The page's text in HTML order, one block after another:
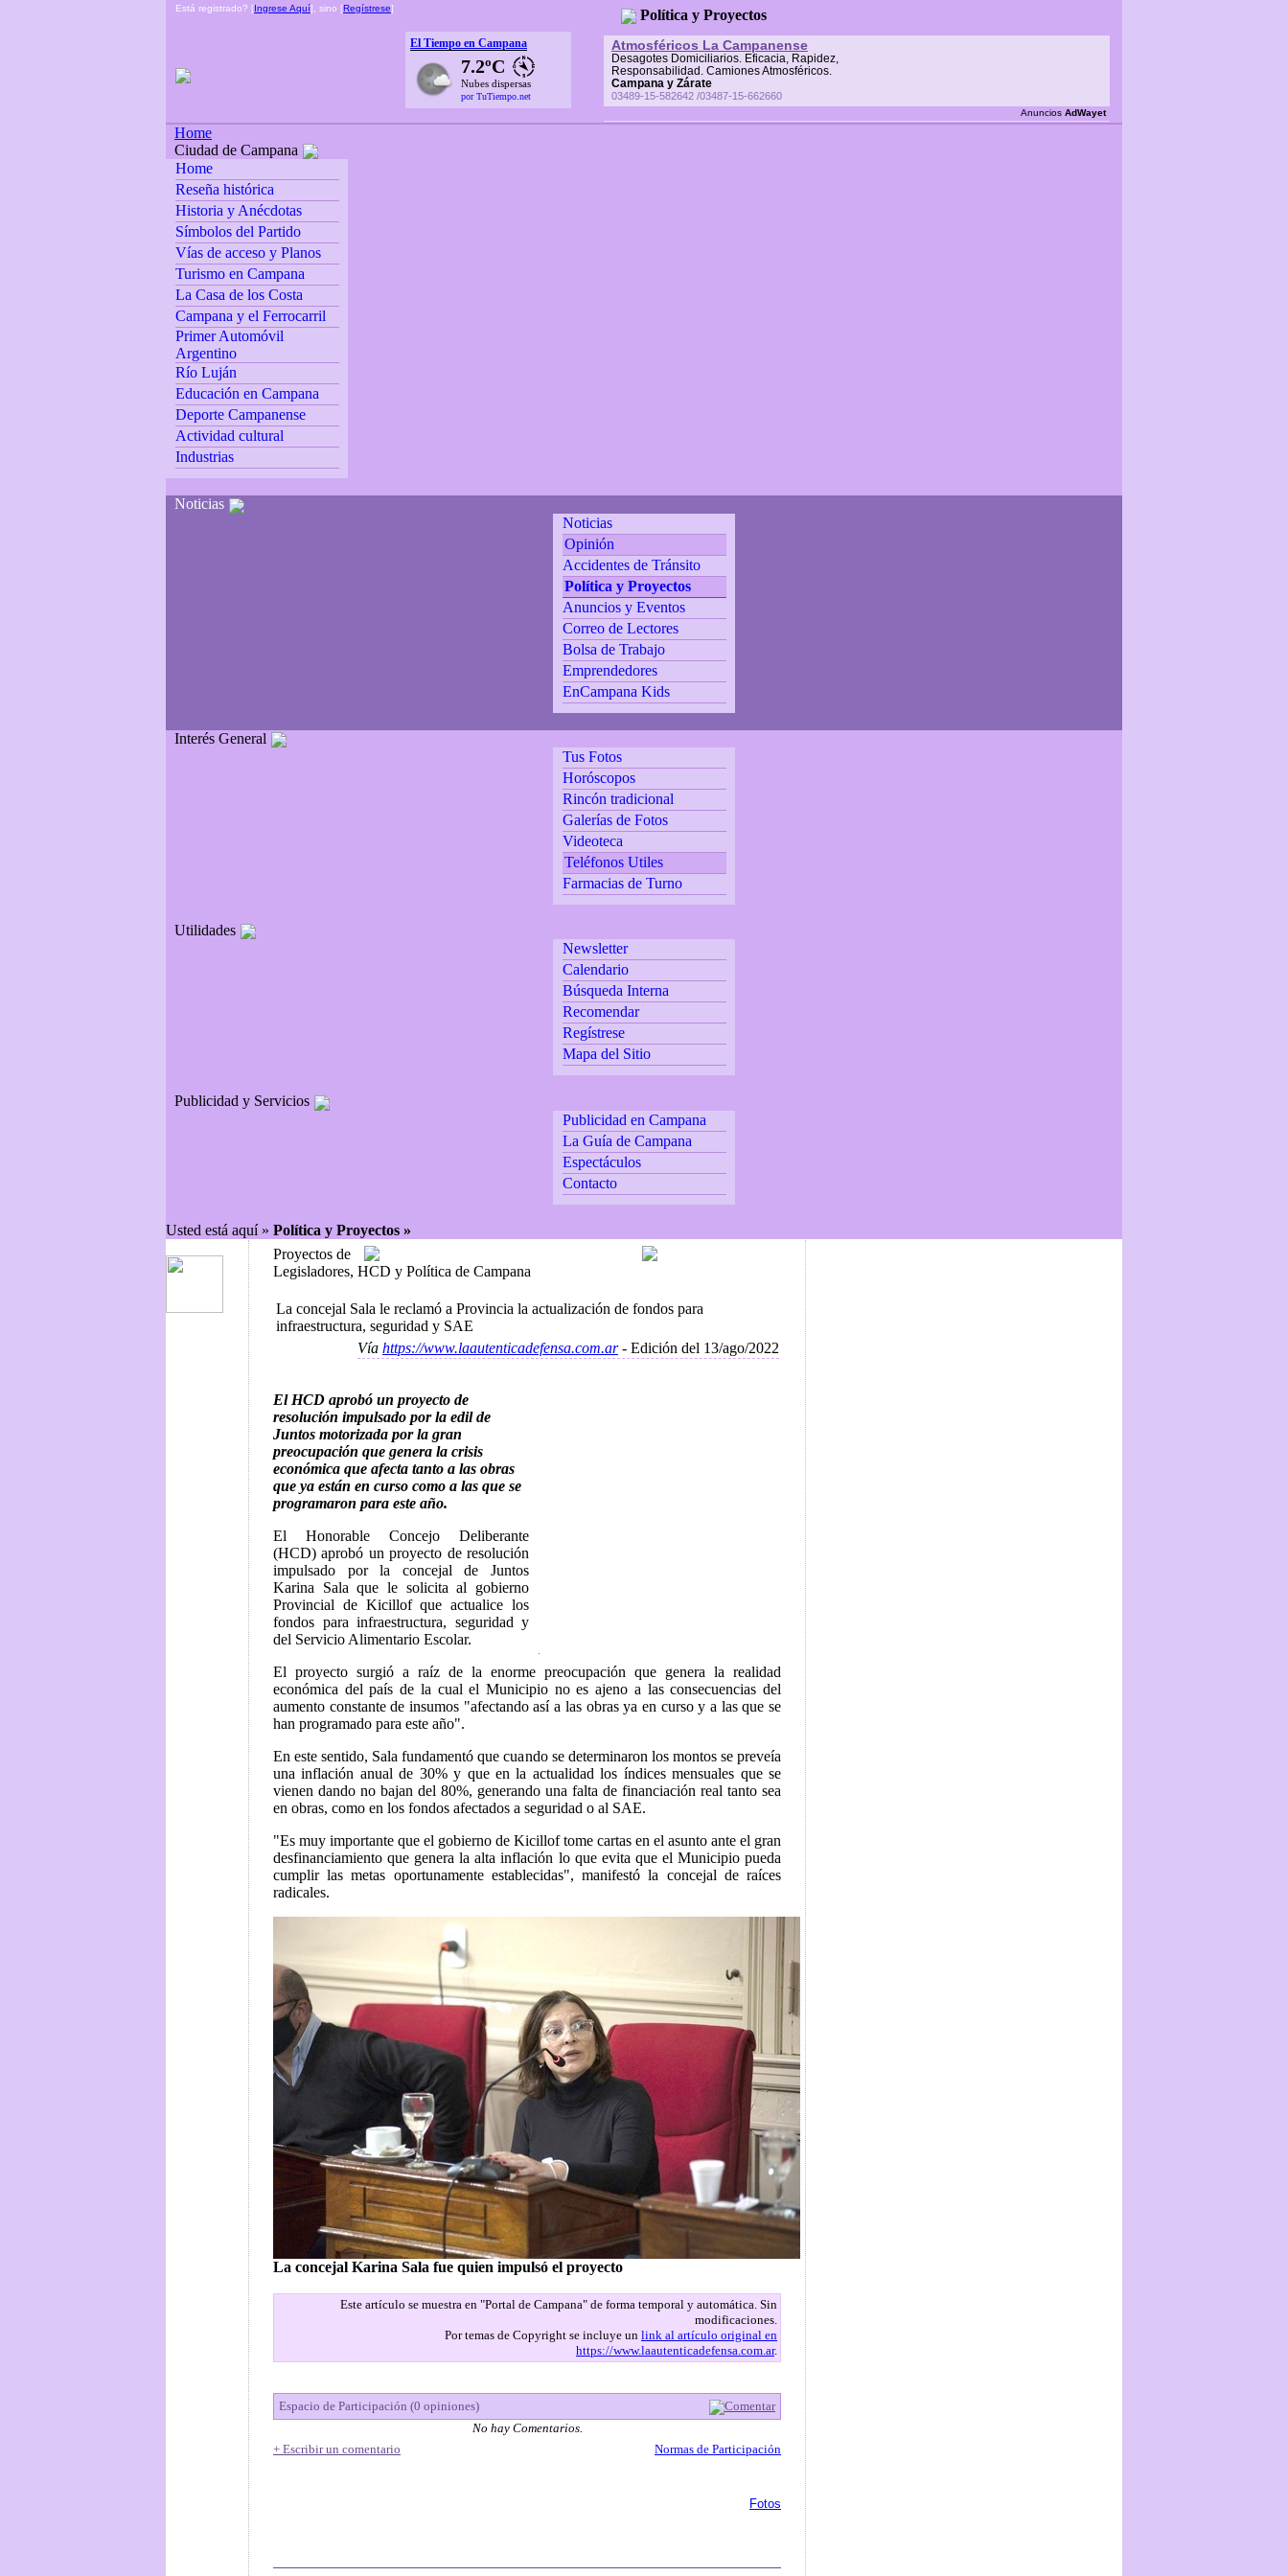
Está registrado? [Ingrese Aquí], sino [Regístrese] Política y Proyectos
Atmosféricos La Campanense
Desagotes Domiciliarios. Eficacia, Rapidez,
Responsabilidad. Camiones Atmosféricos.
Campana y Zárate
03489-15-582642 /03487-15-662660
Anuncios AdWayet
El Tiempo en Campana
7.2ºC
Nubes dispersas
por TuTiempo.net
Home
Ciudad de Campana
Home
Reseña histórica
Historia y Anécdotas
Símbolos del Partido
Vías de acceso y Planos
Turismo en Campana
La Casa de los Costa
Campana y el Ferrocarril
Primer Automóvil
Argentino
Río Luján
Educación en Campana
Deporte Campanense
Actividad cultural
Industrias
Noticias
Noticias
Opinión
Accidentes de Tránsito
Política y Proyectos
Anuncios y Eventos
Correo de Lectores
Bolsa de Trabajo
Emprendedores
EnCampana Kids
Interés General
Tus Fotos
Horóscopos
Rincón tradicional
Galerías de Fotos
Videoteca
Teléfonos Utiles
Farmacias de Turno
Utilidades
Newsletter
Calendario
Búsqueda Interna
Recomendar
Regístrese
Mapa del Sitio
Publicidad y Servicios
Publicidad en Campana
La Guía de Campana
Espectáculos
Contacto
Usted está aquí » Política y Proyectos »
Proyectos de
Legisladores, HCD y Política de Campana
La concejal Sala le reclamó a Provincia la actualización de fondos para
infraestructura, seguridad y SAE
Vía https://www.laautenticadefensa.com.ar- Edición del 13/ago/2022
El HCD aprobó un proyecto de
resolución impulsado por la edil de
Juntos motorizada por la gran
preocupación que genera la crisis
económica que afecta tanto a las obras
que ya están en curso como a las que se
programaron para este año.
El Honorable Concejo Deliberante
(HCD) aprobó un proyecto de resolución
impulsado por la concejal de Juntos
Karina Sala que le solicita al gobierno
Provincial de Kicillof que actualice los
fondos para infraestructura, seguridad y
del Servicio Alimentario Escolar.
El proyecto surgió a raíz de la enorme preocupación que genera la realidad
económica del país de la cual el Municipio no es ajeno a las consecuencias del
aumento constante de insumos "afectando así a las obras ya en curso y a las que se
han programado para este año".
En este sentido, Sala fundamentó que cuando se determinaron los montos se preveía
una inflación anual de 30% y que en la actualidad los índices mensuales que se
vienen dando no bajan del 80%, generando una falta de financiación real tanto sea
en obras, como en los fondos afectados a seguridad o al SAE.
"Es muy importante que el gobierno de Kicillof tome cartas en el asunto ante el gran
desfinanciamiento que genera la alta inflación lo que evita que el Municipio pueda
cumplir las metas oportunamente establecidas", manifestó la concejal de raíces
radicales.
La concejal Karina Sala fue quien impulsó el proyecto
Este artículo se muestra en "Portal de Campana" de forma temporal y automática. Sin
modificaciones.
Por temas de Copyright se incluye un link al artículo original en
https://www.laautenticadefensa.com.ar.
Comentar
Espacio de Participación (0 opiniones)
No hay Comentarios.
Normas de Participación
+ Escribir un comentario
Fotos